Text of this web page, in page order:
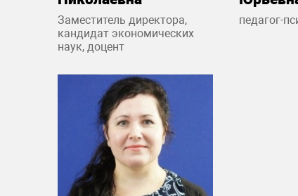
Заместитель директора,
кандидат экономических
наук, доцент
педагог-